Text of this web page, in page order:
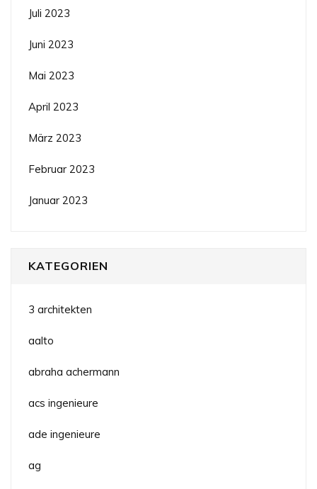
Juli 2023
Juni 2023
Mai 2023
April 2023
März 2023
Februar 2023
Januar 2023
KATEGORIEN
3 architekten
aalto
abraha achermann
acs ingenieure
ade ingenieure
ag